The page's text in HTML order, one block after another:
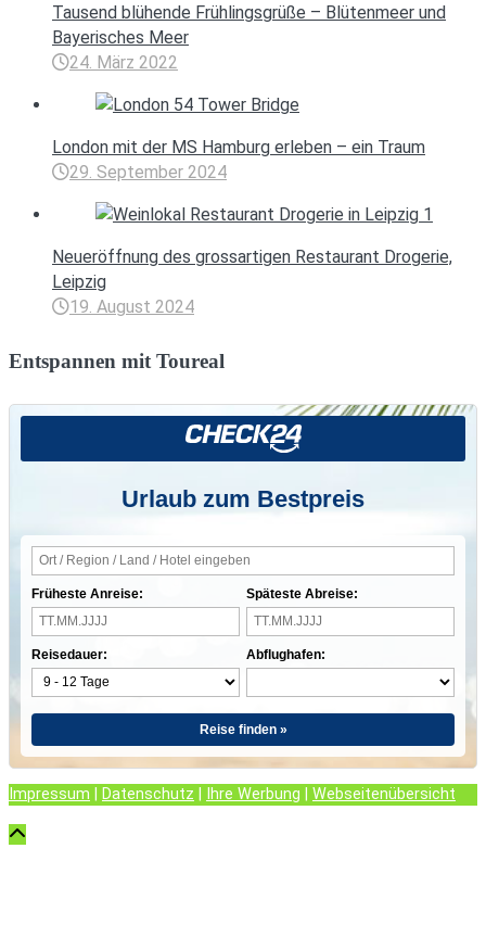
Tausend blühende Frühlingsgrüße – Blütenmeer und
Bayerisches Meer
24. März 2022
London mit der MS Hamburg erleben – ein Traum
29. September 2024
Neueröffnung des grossartigen Restaurant Drogerie,
Leipzig
19. August 2024
Entspannen mit Toureal
Urlaub zum Bestpreis
Früheste Anreise:
Reisedauer:
Späteste Abreise:
Abflughafen:
Reise finden »
Impressum Datenschutz Ihre Werbung Webseitenübersicht